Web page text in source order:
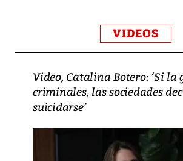
VIDEOS
Video, Catalina Botero: ‘Si la
criminales, las sociedades
suicidarse’